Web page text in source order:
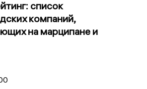
список
компаний,
на марципане и